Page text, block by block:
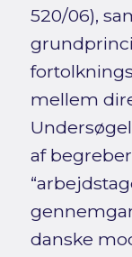
520/06),
mellem
af
danske